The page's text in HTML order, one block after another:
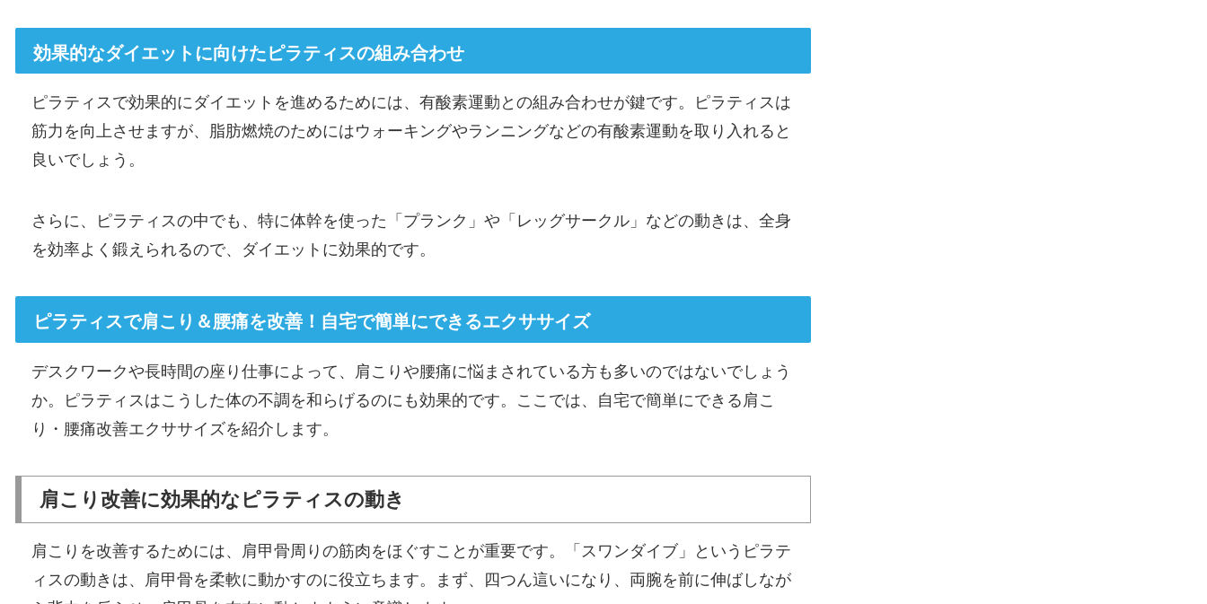
効果的なダイエットに向けたピラティスの組み合わせ
ピラティスで効果的にダイエットを進めるためには、有酸素運動との組み合わせが鍵です。ピラティスは
筋力を向上させますが、脂肪燃焼のためにはウォーキングやランニングなどの有酸素運動を取り入れると
良いでしょう。
さらに、ピラティスの中でも、特に体幹を使った「プランク」や「レッグサークル」などの動きは、全身
を効率よく鍛えられるので、ダイエットに効果的です。
ピラティスで肩こり＆腰痛を改善！自宅で簡単にできるエクササイズ
デスクワークや長時間の座り仕事によって、肩こりや腰痛に悩まされている方も多いのではないでしょう
か。ピラティスはこうした体の不調を和らげるのにも効果的です。ここでは、自宅で簡単にできる肩こ
り・腰痛改善エクササイズを紹介します。
肩こり改善に効果的なピラティスの動き
肩こりを改善するためには、肩甲骨周りの筋肉をほぐすことが重要です。「スワンダイブ」というピラテ
ィスの動きは、肩甲骨を柔軟に動かすのに役立ちます。まず、四つん這いになり、両腕を前に伸ばしなが